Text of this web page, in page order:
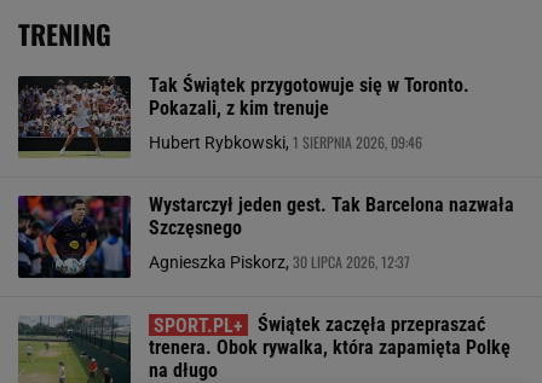
TRENING
Tak Świątek przygotowuje się w Toronto.
Pokazali, z kim trenuje
Hubert Rybkowski, 1 SIERPNIA 2026, 09:46
Wystarczył jeden gest. Tak Barcelona nazwała
Szczęsnego
Agnieszka Piskorz, 30 LIPCA 2026, 12:37
Świątek zaczęła przepraszać
trenera. Obok rywalka, która zapamięta Polkę
na długo